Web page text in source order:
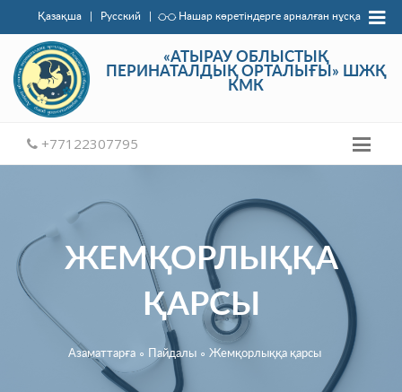
Нашар көретіндерге арналған нұсқа
Қазақша | Русский |
«АТЫРАУ ОБЛЫСТЫҚ
ПЕРИНАТАЛДЫҚ ОРТАЛЫҒЫ» ШЖҚ
КМК
+77122307795
ЖЕМҚОРЛЫҚҚА
ҚАРСЫ
Азаматтарға∘ Пайдалы∘ Жемқорлыққа қарсы